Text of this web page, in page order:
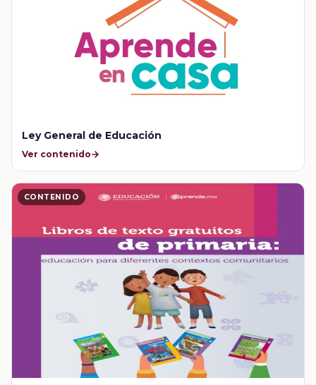
Ley General de Educación
Ver contenido
CONTENIDO